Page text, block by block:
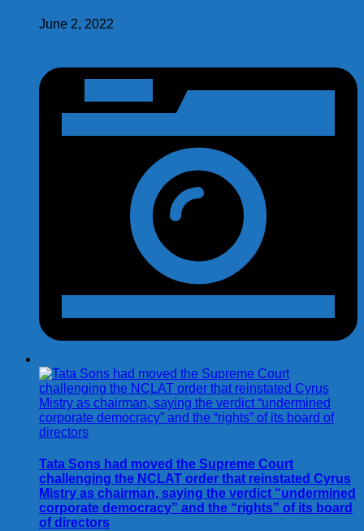
June 2, 2022
Tata Sons had moved the Supreme Court
challenging the NCLAT order that reinstated Cyrus
Mistry as chairman, saying the verdict “undermined
corporate democracy” and the “rights” of its board
of directors